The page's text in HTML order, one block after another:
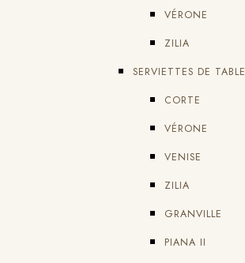
VÉRONE
ZILIA
SERVIETTES DE TABLE
CORTE
VÉRONE
VENISE
ZILIA
GRANVILLE
PIANA II